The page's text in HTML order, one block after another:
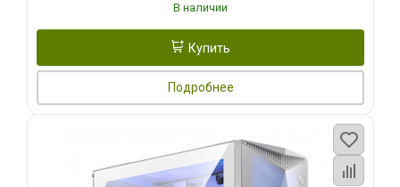
В наличии
Купить
Подробнее